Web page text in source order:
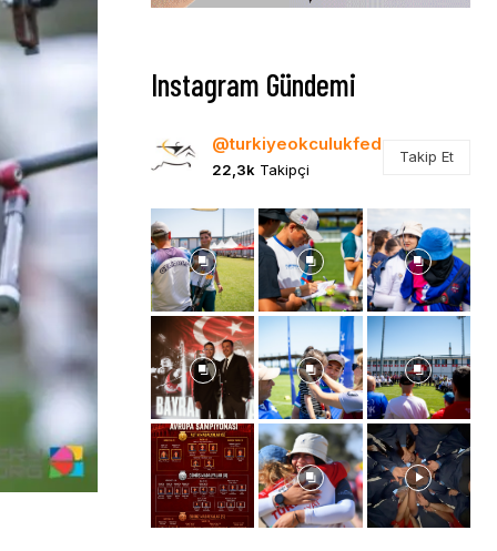
Instagram Gündemi
@turkiyeokculukfed
22,3k Takipçi
Takip Et